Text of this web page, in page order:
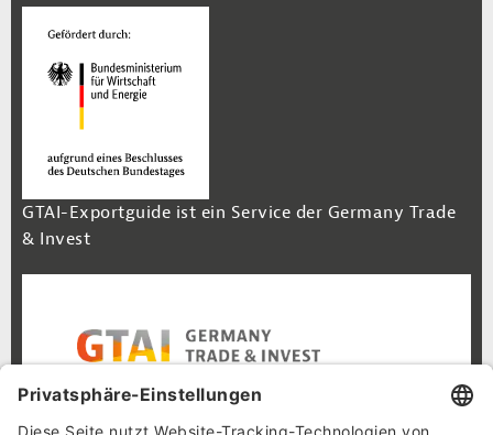
GTAI-Exportguide ist ein Service der Germany Trade
& Invest